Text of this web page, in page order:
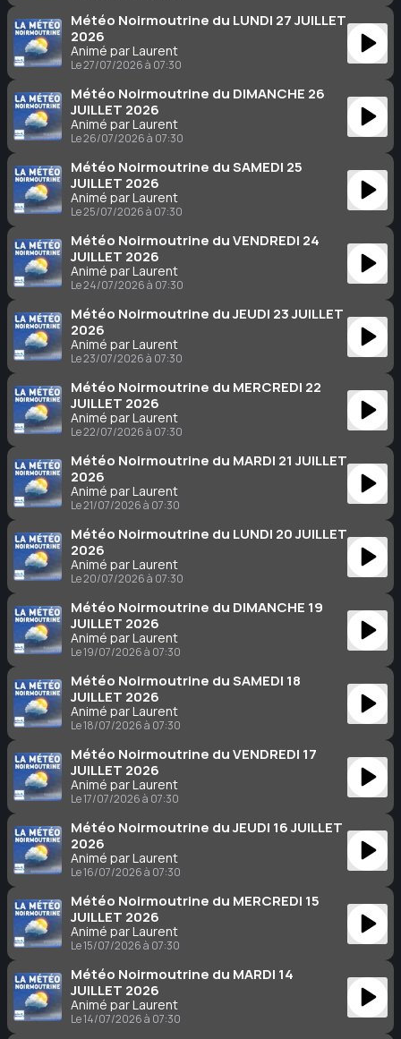
Météo Noirmoutrine du LUNDI 27 JUILLET
2026
Animé par Laurent
Le 27/07/2026 à 07:30
Météo Noirmoutrine du DIMANCHE 26
JUILLET 2026
Animé par Laurent
Le 26/07/2026 à 07:30
Météo Noirmoutrine du SAMEDI 25
JUILLET 2026
Animé par Laurent
Le 25/07/2026 à 07:30
Météo Noirmoutrine du VENDREDI 24
JUILLET 2026
Animé par Laurent
Le 24/07/2026 à 07:30
Météo Noirmoutrine du JEUDI 23 JUILLET
2026
Animé par Laurent
Le 23/07/2026 à 07:30
Météo Noirmoutrine du MERCREDI 22
JUILLET 2026
Animé par Laurent
Le 22/07/2026 à 07:30
Météo Noirmoutrine du MARDI 21 JUILLET
2026
Animé par Laurent
Le 21/07/2026 à 07:30
Météo Noirmoutrine du LUNDI 20 JUILLET
2026
Animé par Laurent
Le 20/07/2026 à 07:30
Météo Noirmoutrine du DIMANCHE 19
JUILLET 2026
Animé par Laurent
Le 19/07/2026 à 07:30
Météo Noirmoutrine du SAMEDI 18
JUILLET 2026
Animé par Laurent
Le 18/07/2026 à 07:30
Météo Noirmoutrine du VENDREDI 17
JUILLET 2026
Animé par Laurent
Le 17/07/2026 à 07:30
Météo Noirmoutrine du JEUDI 16 JUILLET
2026
Animé par Laurent
Le 16/07/2026 à 07:30
Météo Noirmoutrine du MERCREDI 15
JUILLET 2026
Animé par Laurent
Le 15/07/2026 à 07:30
Météo Noirmoutrine du MARDI 14
JUILLET 2026
Animé par Laurent
Le 14/07/2026 à 07:30